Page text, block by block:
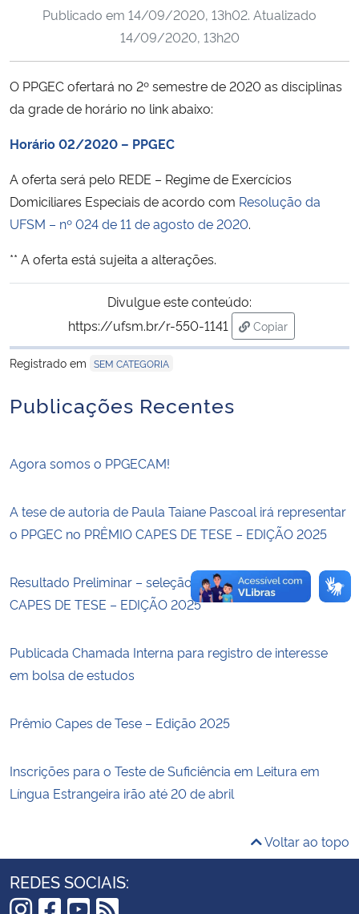
Ministério da Cidadania
Ministério da Ciência, Tecnologia, Inovações e Comunicações
Ministério do Meio Ambiente
Ministério do Turismo
Ministério do Desenvolvimento Regional
Controladoria-Geral da União
Ministério da Mulher, da Família e dos Direitos Humanos
Planalto
Publicado em 14/09/2020, 13h02. Atualizado
14/09/2020, 13h20
O PPGEC ofertará no 2º semestre de 2020 as disciplinas
da grade de horário no link abaixo:
Horário 02/2020 – PPGEC
A oferta será pelo REDE – Regime de Exercícios
Domiciliares Especiais de acordo com Resolução da
UFSM – nº 024 de 11 de agosto de 2020.
** A oferta está sujeita a alterações.
Divulgue este conteúdo:
https://ufsm.br/r-550-1141
Copiar
para área de
Registrado em SEM CATEGORIA
Publicações Recentes
Agora somos o PPGECAM!
A tese de autoria de Paula Taiane Pascoal irá representar
o PPGEC no PRÊMIO CAPES DE TESE – EDIÇÃO 2025
Resultado Preliminar – seleção interna ao PRÊMIO
CAPES DE TESE – EDIÇÃO 2025
Publicada Chamada Interna para registro de interesse
em bolsa de estudos
Prêmio Capes de Tese – Edição 2025
Inscrições para o Teste de Suficiência em Leitura em
Língua Estrangeira irão até 20 de abril
Voltar ao topo
REDES SOCIAIS: